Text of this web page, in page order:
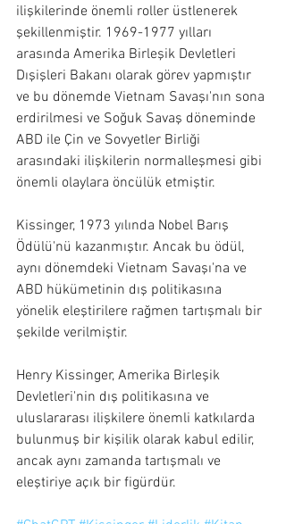
ilişkilerinde önemli roller üstlenerek
şekillenmiştir. 1969-1977 yılları
arasında Amerika Birleşik Devletleri
Dışişleri Bakanı olarak görev yapmıştır
ve bu dönemde Vietnam Savaşı'nın sona
erdirilmesi ve Soğuk Savaş döneminde
ABD ile Çin ve Sovyetler Birliği
arasındaki ilişkilerin normalleşmesi gibi
önemli olaylara öncülük etmiştir.
Kissinger, 1973 yılında Nobel Barış
Ödülü'nü kazanmıştır. Ancak bu ödül,
aynı dönemdeki Vietnam Savaşı'na ve
ABD hükümetinin dış politikasına
yönelik eleştirilere rağmen tartışmalı bir
şekilde verilmiştir.
Henry Kissinger, Amerika Birleşik
Devletleri'nin dış politikasına ve
uluslararası ilişkilere önemli katkılarda
bulunmuş bir kişilik olarak kabul edilir,
ancak aynı zamanda tartışmalı ve
eleştiriye açık bir figürdür.